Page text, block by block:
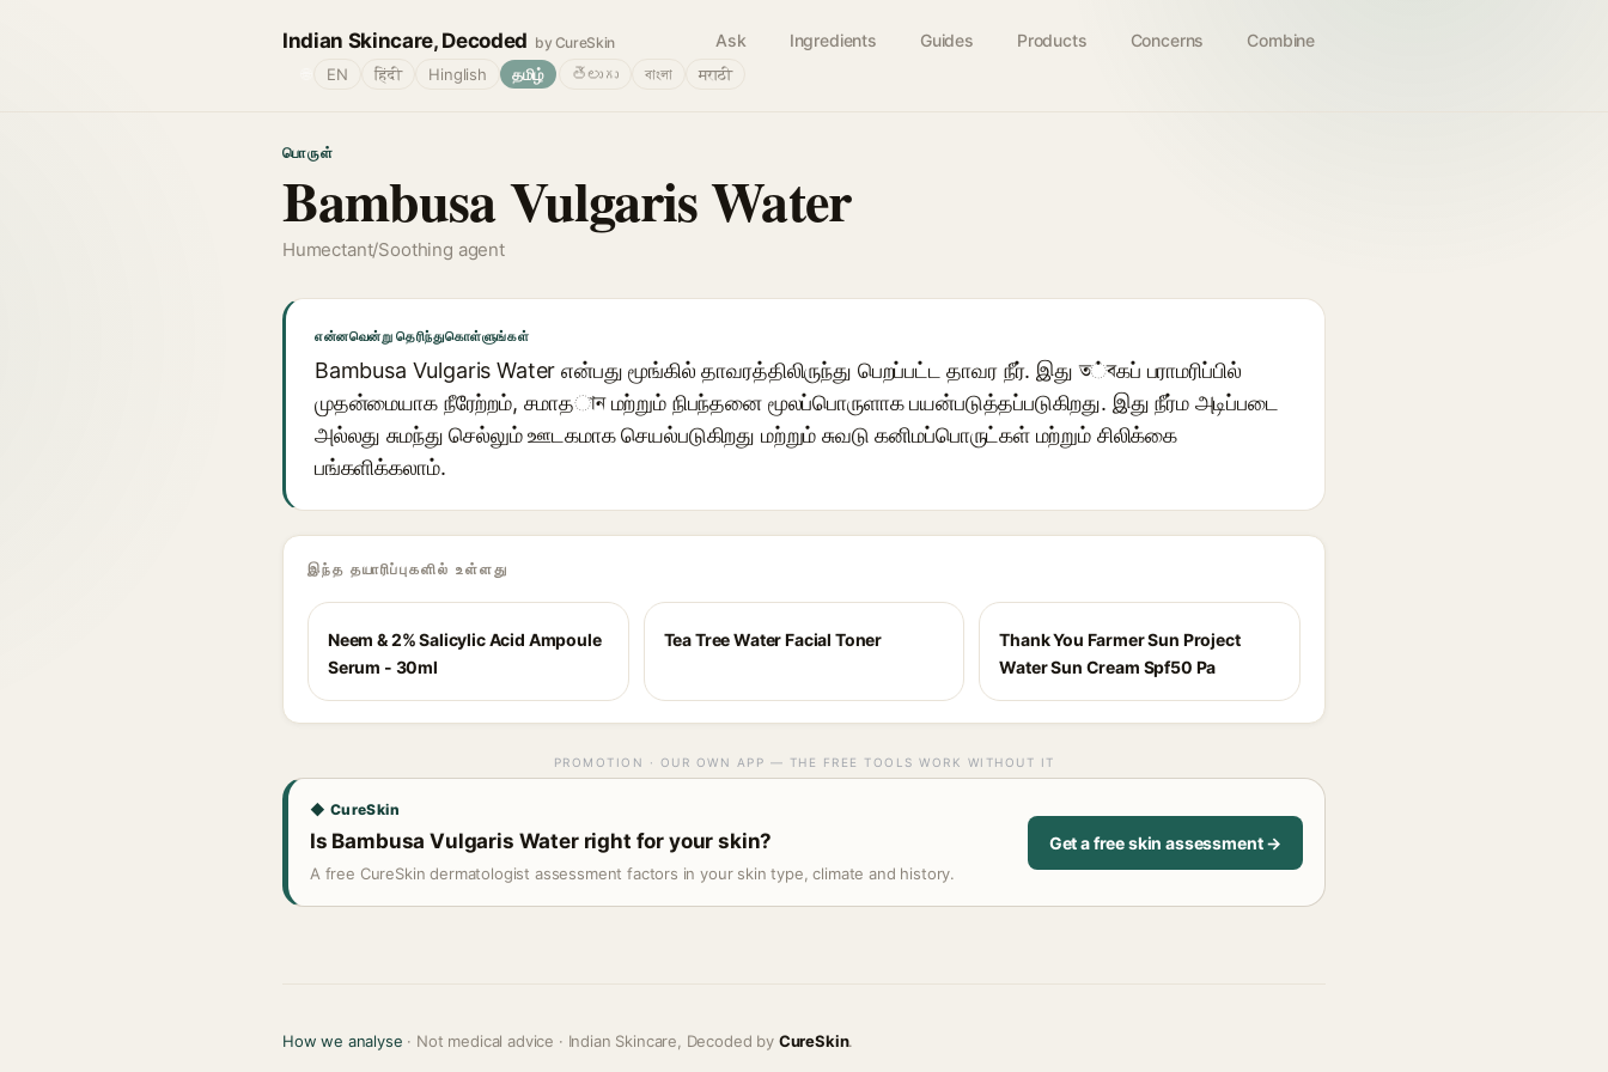
Indian Skincare, Decoded by CureSkin Ask Ingredients Guides Products Concerns Combine
EN हिंदी Hinglish தமிழ் తెలుగు বাংলা मराठी
பொருள்
Bambusa Vulgaris Water
Humectant/Soothing agent
என்னவென்று தெரிந்துகொள்ளுங்கள்
Bambusa Vulgaris Water என்பது மூங்கில் தாவரத்திலிருந்து பெறப்பட்ட தாவர நீர். இது ত்বகப் பராமரிப்பில்
முதன்மையாக நீரேற்றம், சமாதান மற்றும் நிபந்தனை மூலப்பொருளாக பயன்படுத்தப்படுகிறது. இது நீர்ம அடிப்படை
அல்லது சுமந்து செல்லும் ஊடகமாக செயல்படுகிறது மற்றும் சுவடு கனிமப்பொருட்கள் மற்றும் சிலிக்கை
பங்களிக்கலாம்.
இந்த தயாரிப்புகளில் உள்ளது
Neem & 2% Salicylic Acid Ampoule
Serum - 30ml
Tea Tree Water Facial Toner
Thank You Farmer Sun Project
Water Sun Cream Spf50 Pa
PROMOTION · OUR OWN APP — THE FREE TOOLS WORK WITHOUT IT
◆ CureSkin
Is Bambusa Vulgaris Water right for your skin?
A free CureSkin dermatologist assessment factors in your skin type, climate and history.
Get a free skin assessment →
How we analyse · Not medical advice · Indian Skincare, Decoded by CureSkin.